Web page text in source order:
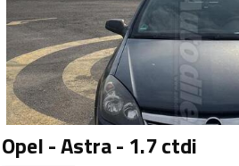
Opel - Astra - 1.7 ctdi